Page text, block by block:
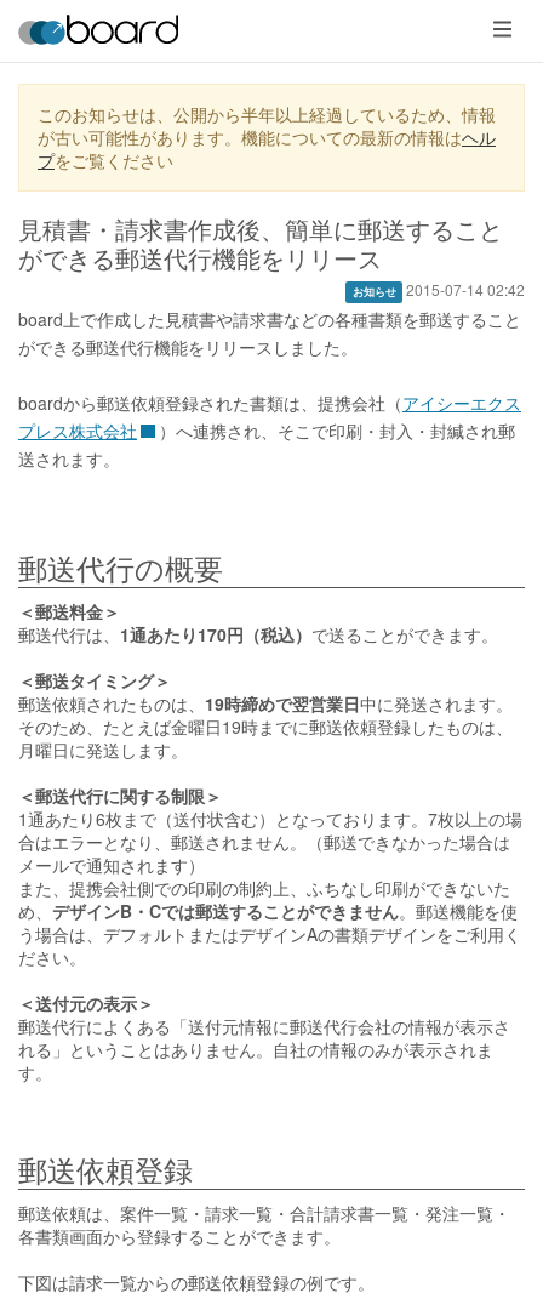
メ
ニ
ュ
ー
このお知らせは、公開から半年以上経過しているため、情報
が古い可能性があります。機能についての最新の情報はヘル
プをご覧ください
見積書・請求書作成後、簡単に郵送すること
ができる郵送代行機能をリリース
お知らせ 2015-07-14 02:42
board上で作成した見積書や請求書などの各種書類を郵送すること
ができる郵送代行機能をリリースしました。
boardから郵送依頼登録された書類は、提携会社（アイシーエクス
プレス株式会社
）へ連携され、そこで印刷・封入・封緘され郵
送されます。
郵送代行の概要
＜郵送料金＞
郵送代行は、 1通あたり170円（税込） で送ることができます。
＜郵送タイミング＞
郵送依頼されたものは、 19時締めで翌営業日中に発送されます。
そのため、たとえば金曜日19時までに郵送依頼登録したものは、
月曜日に発送します。
＜郵送代行に関する制限＞
1通あたり6枚まで（送付状含む）となっております。7枚以上の場
合はエラーとなり、郵送されません。（郵送できなかった場合は
メールで通知されます）
また、提携会社側での印刷の制約上、ふちなし印刷ができないた
め、 デザインB・Cでは郵送することができません。郵送機能を使
う場合は、デフォルトまたはデザインAの書類デザインをご利用く
ださい。
＜送付元の表示＞
郵送代行によくある「送付元情報に郵送代行会社の情報が表示さ
れる」ということはありません。自社の情報のみが表示されま
す。
郵送依頼登録
郵送依頼は、案件一覧・請求一覧・合計請求書一覧・発注一覧・
各書類画面から登録することができます。
下図は請求一覧からの郵送依頼登録の例です。